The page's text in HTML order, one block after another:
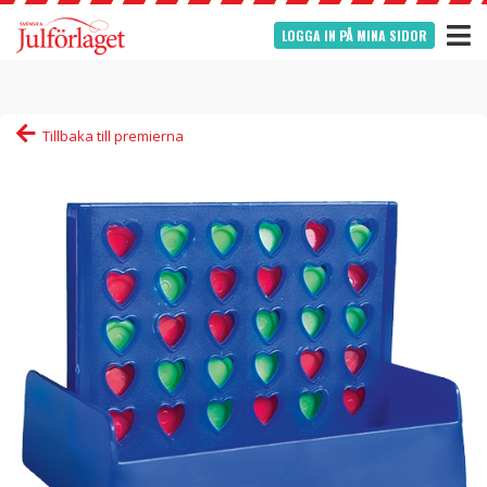
LOGGA IN PÅ MINA SIDOR
Tillbaka till premierna